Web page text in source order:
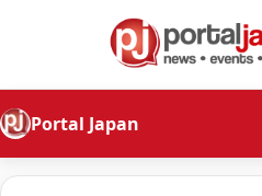
Portal Japan